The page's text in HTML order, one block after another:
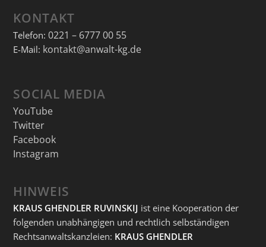
KONTAKT
Telefon: 0221 – 6777 00 55
E-Mail: kontakt@anwalt-kg.de
SOCIAL MEDIA
YouTube
Twitter
Facebook
Instagram
HINWEIS
KRAUS GHENDLER RUVINSKIJ ist eine Kooperation der
folgenden unabhängigen und rechtlich selbständigen
Rechtsanwaltskanzleien: KRAUS GHENDLER